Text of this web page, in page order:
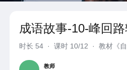
成语故事-10-峰回
时长 54 · 课时 10/12 · 教材《
教师